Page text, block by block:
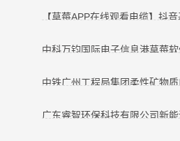
【草莓APP在线观看电缆】抖
中科万钧国际电子信息港草莓
中铁广州工程局集团柔性矿物
广东睿智环保科技有限公司新